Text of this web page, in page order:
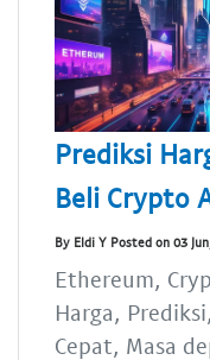
Prediksi
Beli Crypto
By Eldi Y Posted on 03
Ethereum,
Harga,
Cepat, Masa